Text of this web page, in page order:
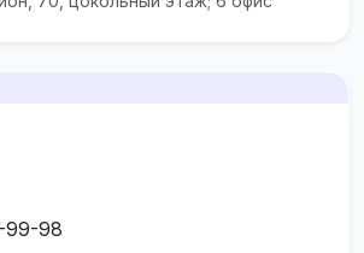
99-98